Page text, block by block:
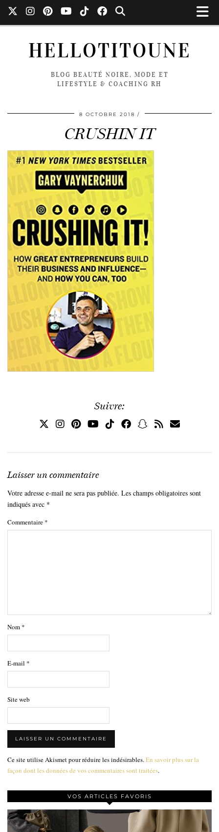
HELLOTITOUNE
BLOG BEAUTÉ NOIRE, MODE ET
LIFESTYLE & COACHING RH
8 OCTOBRE 2018
CRUSHIN IT
Suivre:
Laisser un commentaire
Votre adresse e-mail ne sera pas publiée. Les champs obligatoires sont
indiqués avec *
Commentaire *
Nom *
E-mail *
Site web
Ce site utilise Akismet pour réduire les indésirables. En savoir plus sur la
façon dont les données de vos commentaires sont traitées.
VOS ARTICLES FAVORIS